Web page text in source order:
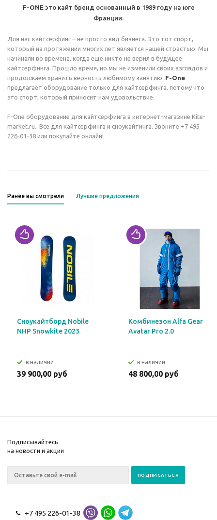
F-ONEэто кайт бренд основанный в 1989 году на юге
Франции.
Для нас кайтсерфинг – не просто вид бизнеса. Это тот спорт,
который на протяжении многих лет является нашей страстью. Мы
начинали во времена, когда еще никто не верил в будущее
кайтсерфинга. Прошло время, но мы не изменили своих взглядов и
продолжаем хранить верность любимому занятию. F-One
предлагает оборудование только для кайтсерфинга, потому что
это спорт, который приносит нам удовольствие.
F-One оборудование для кайтсерфинга в интернет-магазине Kite-
market.ru. Все для кайтсерфинга и сноукайтинга. Звоните +7 495
226-01-38 или покупайте онлайн!
Ранее вы смотрели Лучшие предложения
Сноукайтборд Nobile
NHP Snowkite 2023
в наличии
39 900,00 руб
Комбинезон Alfa Gear
Avatar Pro 2.0
в наличии
48 800,00 руб
Подписывайтесь
на новости и акции
+7 495 226-01-38